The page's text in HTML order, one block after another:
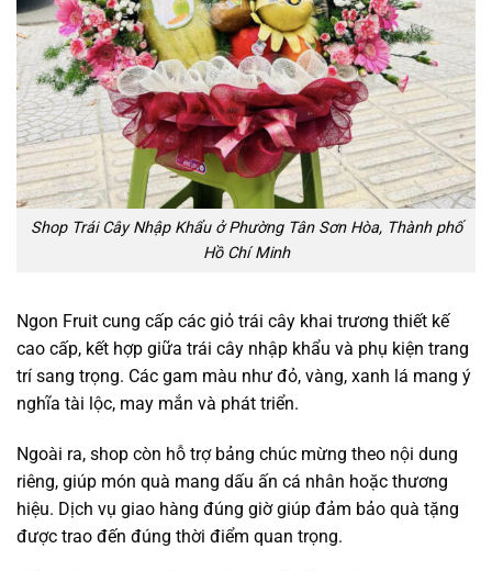
Shop Trái Cây Nhập Khẩu ở Phường Tân Sơn Hòa, Thành phố
Hồ Chí Minh
Ngon Fruit cung cấp các giỏ trái cây khai trương thiết kế
cao cấp, kết hợp giữa trái cây nhập khẩu và phụ kiện trang
trí sang trọng. Các gam màu như đỏ, vàng, xanh lá mang ý
nghĩa tài lộc, may mắn và phát triển.
Ngoài ra, shop còn hỗ trợ bảng chúc mừng theo nội dung
riêng, giúp món quà mang dấu ấn cá nhân hoặc thương
hiệu. Dịch vụ giao hàng đúng giờ giúp đảm bảo quà tặng
được trao đến đúng thời điểm quan trọng.